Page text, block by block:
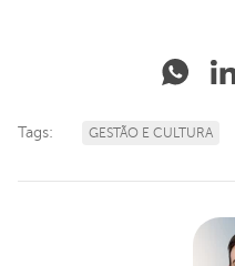
Tags: GESTÃO E CULTURA